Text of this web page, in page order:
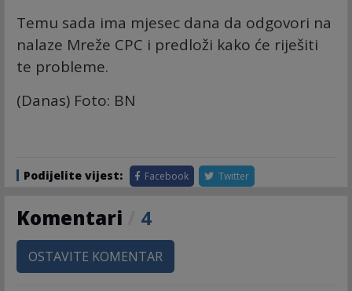
Temu sada ima mjesec dana da odgovori na
nalaze Mreže CPC i predloži kako će riješiti
te probleme.
(Danas) Foto: BN
Podijelite vijest: Facebook Twitter
Komentari 4
OSTAVITE KOMENTAR